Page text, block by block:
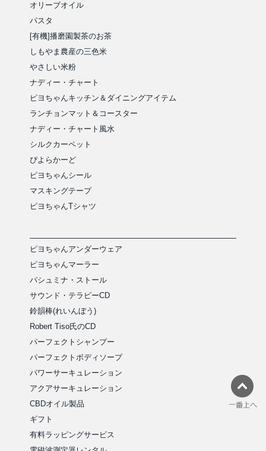
オリーブオイル
パスタ
[有機]播磨園製茶のお茶
しもやま農産の三色米
やさしい米粉
ナディー・チャート
ピヨちゃんキッチン＆ダイニングアイテム
ランチョンマット＆コースター
ナディー・チャート風水
シルクカーペット
ぴよらかーど
ピヨちゃんシール
マスキングテープ
ピヨちゃんTシャツ
ピヨちゃんアンダーウェア
ピヨちゃんマーラー
パシュミナ・ストール
サウンド・テラピーCD
鈴韻棒(れいんぼう)
Robert Tiso氏のCD
パーフェクトシャンプー
パーフェクトボディソープ
パワーサーキュレーション
アクアサーキュレーション
CBDオイル製品
ギフト
有料ラッピングサービス